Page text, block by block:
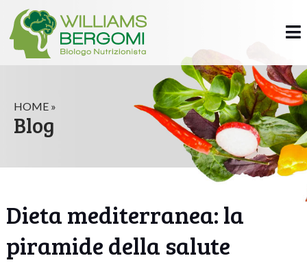
HOME »
Blog
Dieta mediterranea: la
piramide della salute